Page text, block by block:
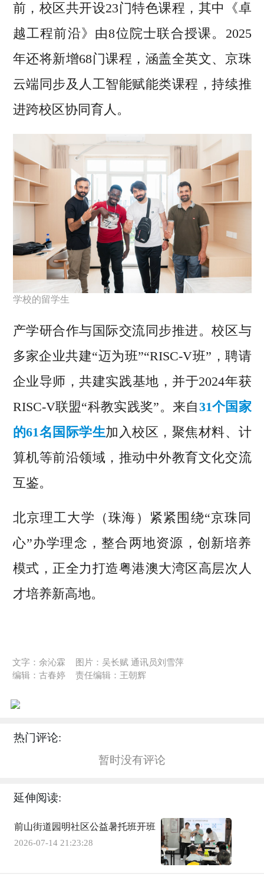
前，校区共开设23门特色课程，其中《卓
越工程前沿》由8位院士联合授课。2025
年还将新增68门课程，涵盖全英文、京珠
云端同步及人工智能赋能类课程，持续推
进跨校区协同育人。
学校的留学生
产学研合作与国际交流同步推进。校区与
多家企业共建“迈为班”“RISC-V班”，聘请
企业导师，共建实践基地，并于2024年获
RISC-V联盟“科教实践奖”。来自31个国家
的61名国际学生加入校区，聚焦材料、计
算机等前沿领域，推动中外教育文化交流
互鉴。
北京理工大学（珠海）紧紧围绕“京珠同
心”办学理念，整合两地资源，创新培养
模式，正全力打造粤港澳大湾区高层次人
才培养新高地。
文字：余沁霖
图片：吴长赋 通讯员刘雪萍
编辑：古春婷
责任编辑：王朝辉
热门评论:
暂时没有评论
延伸阅读:
前山街道园明社区公益暑托班开班
2026-07-14 21:23:28